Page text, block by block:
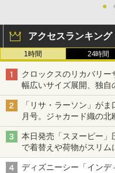
●
アクセスランキング
1時間 24時間
クロックスのリカバリ
幅広いサイズ展開、独自
「リサ・ラーソン」が
月号。ジャカード織の北
本日発売「スヌーピー」
で着替えや荷物がスリム
ディズニーシー「インデ